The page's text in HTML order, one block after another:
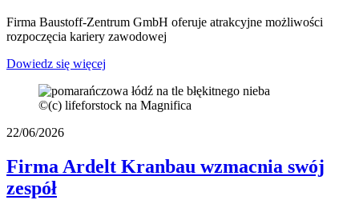
Firma Baustoff-Zentrum GmbH oferuje atrakcyjne możliwości
rozpoczęcia kariery zawodowej
Dowiedz się więcej
©(c) lifeforstock na Magnifica
22/06/2026
Firma Ardelt Kranbau wzmacnia swój
zespół